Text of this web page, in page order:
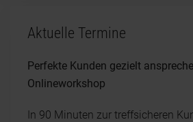
Aktuelle Termine
Perfekte Kunden gezielt
Onlineworkshop
In 90 Minuten zur treffsicheren